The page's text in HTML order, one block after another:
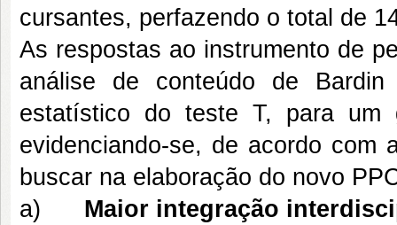
cursantes, perfazendo o total de
As respostas ao instrumento de
análise de conteúdo de Bardin
estatístico do teste T, para
evidenciando-se, de acordo com
buscar na elaboração do novo
a) Maior integração